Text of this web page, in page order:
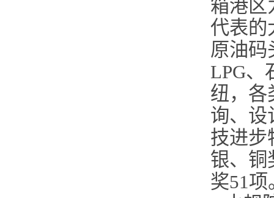
箱港区
代表的
原油码
LPG、
纽，各
询、设
技进步
银、铜
奖51项